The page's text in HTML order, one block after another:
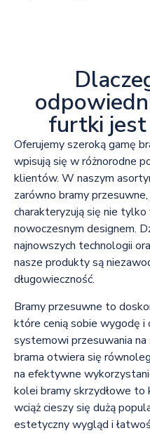
furtki jest
Oferujemy szeroką gamę
wpisują się w różnorodne
klientów. W naszym
zarówno bramy
charakteryzują się nie
nowoczesnym designem.
najnowszych technologii
nasze produkty są
długowieczność.
Bramy przesuwne to
które cenią sobie wygodę i
systemowi przesuwania na
brama otwiera się
na efektywne
kolei bramy skrzydłowe to
wciąż cieszy się dużą
estetyczny wygląd i